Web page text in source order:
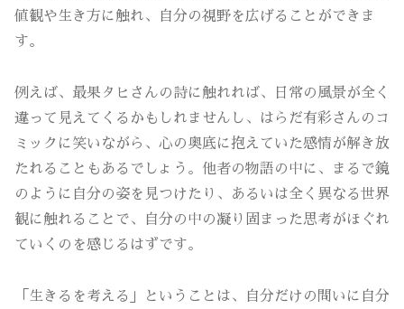
値観や生き方に触れ、自分の視野を広げることができま
す。
例えば、最果タヒさんの詩に触れれば、日常の風景が全く
違って見えてくるかもしれませんし、はらだ有彩さんのコ
ミックに笑いながら、心の奥底に抱えていた感情が解き放
たれることもあるでしょう。他者の物語の中に、まるで鏡
のように自分の姿を見つけたり、あるいは全く異なる世界
観に触れることで、自分の中の凝り固まった思考がほぐれ
ていくのを感じるはずです。
「生きるを考える」ということは、自分だけの問いに自分